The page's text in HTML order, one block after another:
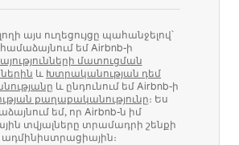
այս ուղեցույցը պահանջելով՝
եմ Airbnb-ի
մատուցման
և Խտրականության դեմ
և ընդունում եմ Airbnb-ի
քաղաքականությունը։ Ես
եմ, որ Airbnb-ն իմ
տվյալները տրամադրի շենքի
ադմինիստրացիային։